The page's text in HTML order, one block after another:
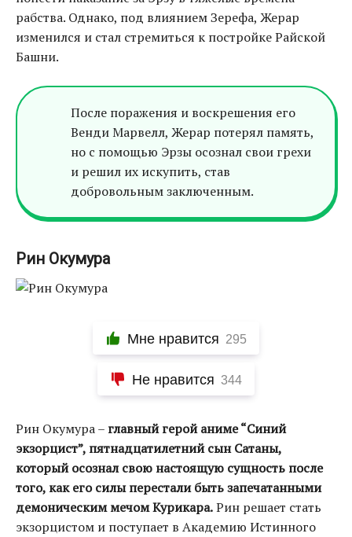
рабства. Однако, под влиянием Зерефа, Жерар
изменился и стал стремиться к постройке Райской
Башни.
После поражения и воскрешения его
Венди Марвелл, Жерар потерял память,
но с помощью Эрзы осознал свои грехи
и решил их искупить, став
добровольным заключенным.
Рин Окумура
Мне нравится 295
Не нравится 344
Рин Окумура – главный герой аниме “Синий
экзорцист”, пятнадцатилетний сын Сатаны,
который осознал свою настоящую сущность после
того, как его силы перестали быть запечатанными
демоническим мечом Курикара.Рин решает стать
экзорцистом и поступает в Академию Истинного